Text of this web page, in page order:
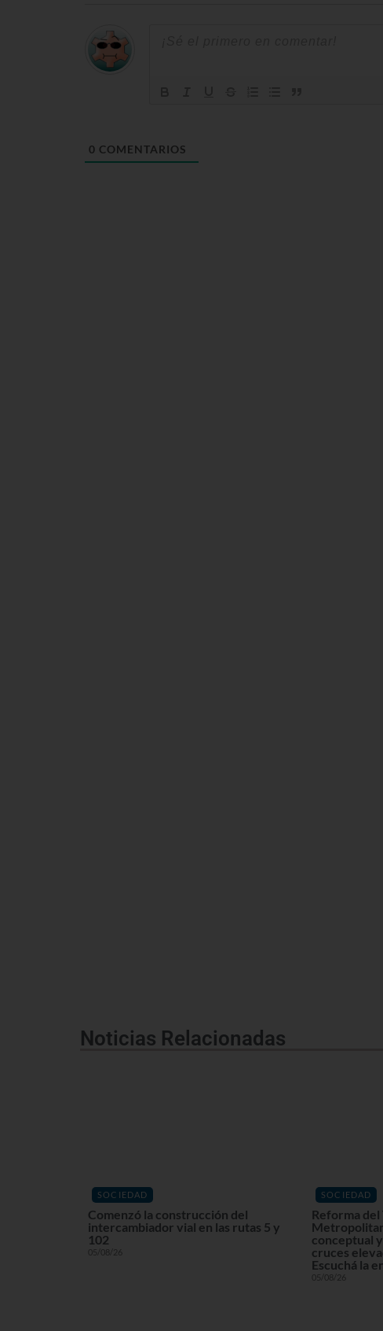
0 COMENTARIOS
Noticias Relacionadas
SOCIEDAD
Comenzó la construcción del
intercambiador vial en las rutas 5 y
102
05/08/26
SOCIEDAD
Reforma
conceptual
cruces
Escuchá la
05/08/26